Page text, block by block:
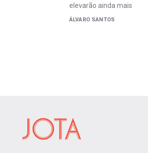
elevarão ainda mais
ÁLVARO SANTOS